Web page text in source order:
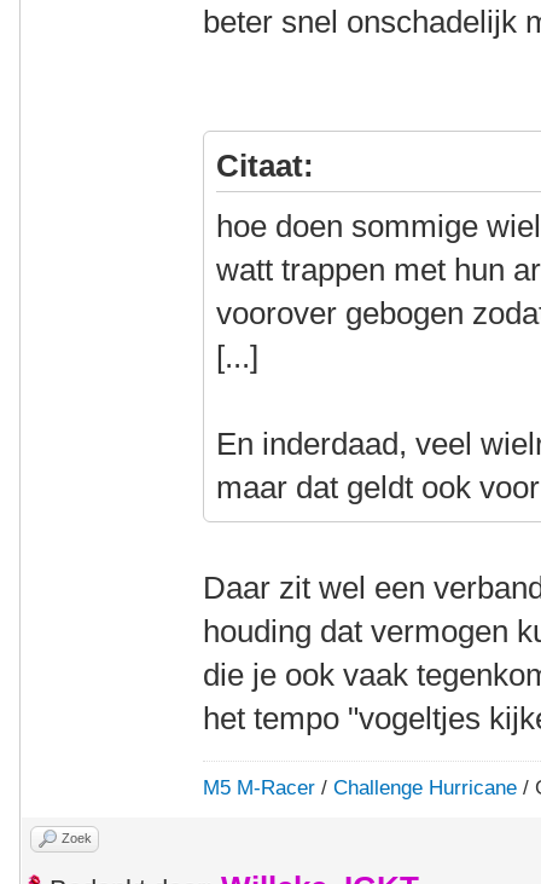
beter snel onschadelijk
Citaat:
hoe doen sommige
watt trappen met hun
voorover gebogen
[...]
En inderdaad, veel
maar dat geldt ook
Daar zit wel een
houding dat vermogen
die je ook vaak
het tempo "vogeltjes
M5 M-Racer /Challenge Hurricane /
Zoek